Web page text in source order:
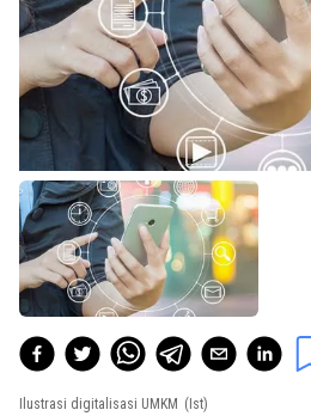
Ilustrasi digitalisasi UMKM (Ist)